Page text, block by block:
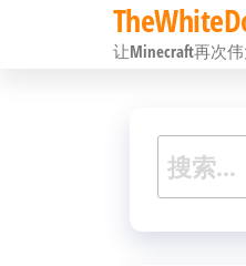
让Minecraft再次伟
搜
索：